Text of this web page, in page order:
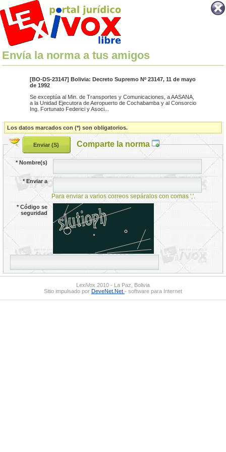
Envía la norma a tus amigos
[BO-DS-23147] Bolivia: Decreto Supremo Nº 23147, 11 de mayo
de 1992
Se exceptúa al Min. de Transportes y Comunicaciones, a AASANA,
a la Unidad Ejecutora de Aeropuerto de Cochabamba y al Consorcio
Ing. Fortunato Federici y Asoci...
Los datos marcados con (*) son obligatorios.
Comparte la norma
*Nombre(s)
*Enviar a
Para enviar a varios correos sepáralos con comas ','.
*Código se
seguridad
LexiVox 2010 - La Paz, Bolivia
Sitio impulsado por DeveNet.Net - software para Internet